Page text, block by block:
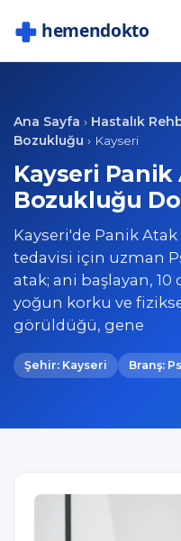
Ana Sayfa › Hastalık
Bozukluğu › Kayseri
Kayseri
Bozukluğu
Kayseri'de Panik
tedavisi için uzman
atak; ani başlayan,
yoğun korku ve
görüldüğü, gene
Şehir: Kayseri Branş: